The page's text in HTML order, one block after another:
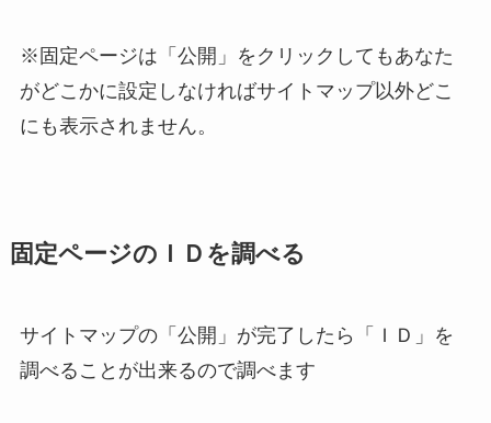
※固定ページは「公開」をクリックしてもあなた
がどこかに設定しなければサイトマップ以外どこ
にも表示されません。
固定ページのＩＤを調べる
サイトマップの「公開」が完了したら「ＩＤ」を
調べることが出来るので調べます